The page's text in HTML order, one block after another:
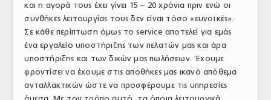
και η αγορά τους έχει γίνει 15 – 20 χρόνια πριν ενώ οι
συνθήκες λειτουργίας τους δεν είναι τόσο «ευνοϊκές».
Σε κάθε περίπτωση όμως το service αποτελεί για εμάς
ένα εργαλείο υποστήριξης των πελατών μας και άρα
υποστήριξης και των δικών μας πωλήσεων. Έχουμε
φροντίσει να έχουμε στις αποθήκες μας ικανό απόθεμα
ανταλλακτικών ώστε να προσφέρουμε τις υπηρεσίες